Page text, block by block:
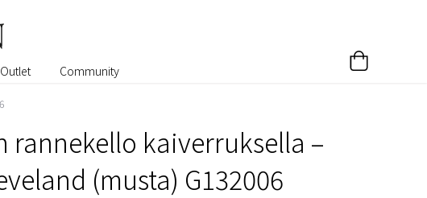
Outlet Community
rannekello kaiverruksella –
(musta) G132006